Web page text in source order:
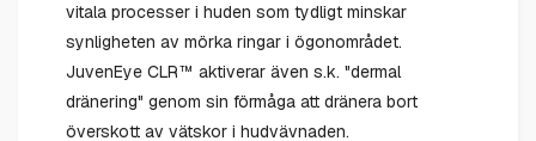
vitala processer i huden som tydligt minskar
synligheten av mörka ringar i ögonområdet.
JuvenEye CLR™ aktiverar även s.k. "dermal
dränering" genom sin förmåga att dränera bort
överskott av vätskor i hudvävnaden.